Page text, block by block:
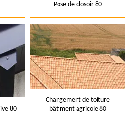
Pose de closoir 80
80
Changement de toiture
bâtiment agricole 80